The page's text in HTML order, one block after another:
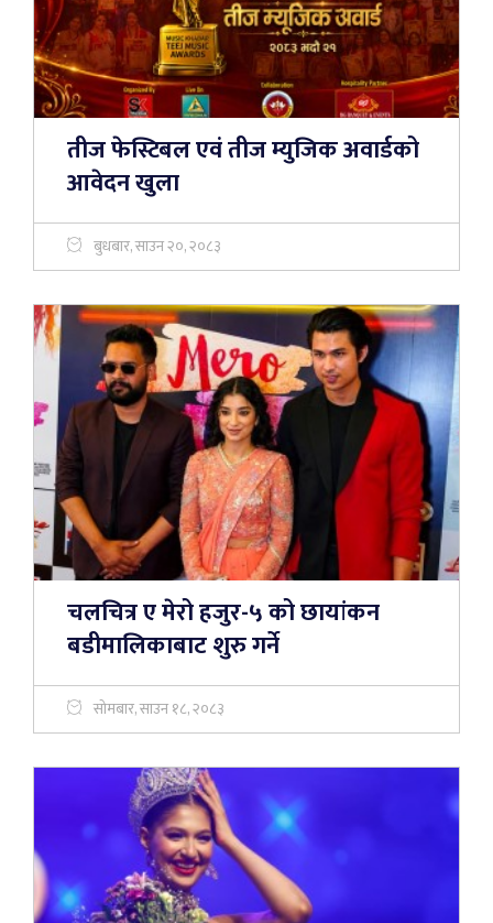
तीज फेस्टिबल एवं तीज म्युजिक अवार्डको
आवेदन खुला
बुधबार, साउन २०, २०८३
चलचित्र ए मेरो हजुर-५ को छायांकन
बडीमालिकाबाट शुरु गर्ने
सोमबार, साउन १८, २०८३